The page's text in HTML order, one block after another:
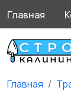
Главная
Главная